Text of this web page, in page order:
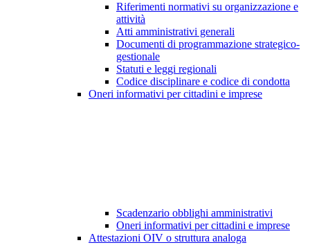
Riferimenti normativi su organizzazione e
attività
Atti amministrativi generali
Documenti di programmazione strategico-
gestionale
Statuti e leggi regionali
Codice disciplinare e codice di condotta
Oneri informativi per cittadini e imprese
Scadenzario obblighi amministrativi
Oneri informativi per cittadini e imprese
Attestazioni OIV o struttura analoga